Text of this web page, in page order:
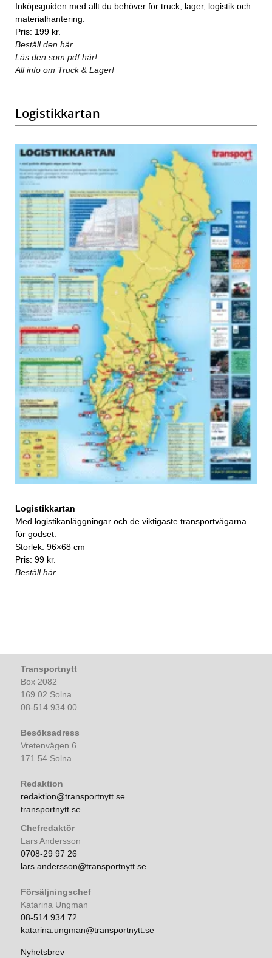
Inköpsguiden med allt du behöver för truck, lager, logistik och
materialhantering.
Pris: 199 kr.
Beställ den här
Läs den som pdf här!
All info om Truck & Lager!
Logistikkartan
Logistikkartan
Med logistikanläggningar och de viktigaste transportvägarna
för godset.
Storlek: 96×68 cm
Pris: 99 kr.
Beställ här
Transportnytt
Box 2082
169 02 Solna
08-514 934 00
Besöksadress
Vretenvägen 6
171 54 Solna
Redaktion
redaktion@transportnytt.se
transportnytt.se
Chefredaktör
Lars Andersson
0708-29 97 26
lars.andersson@transportnytt.se
Försäljningschef
Katarina Ungman
08-514 934 72
katarina.ungman@transportnytt.se
Nyhetsbrev